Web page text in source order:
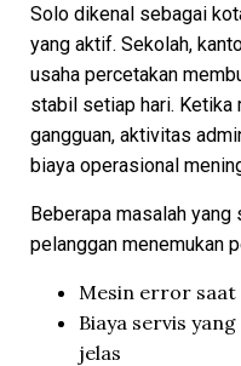
Solo dikenal sebagai
yang aktif. Sekolah,
usaha percetakan
stabil setiap hari.
gangguan, aktivitas
biaya operasional
Beberapa masalah
pelanggan menemukan
Mesin error
Biaya servis
jelas